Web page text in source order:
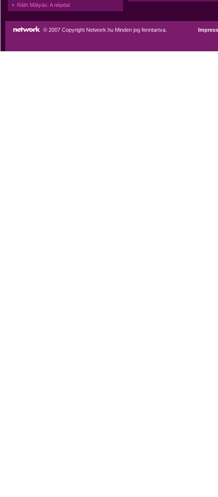
Ráth Mátyás: A népdal
© 2007 Copyright Network.hu Minden jog fenntartva.